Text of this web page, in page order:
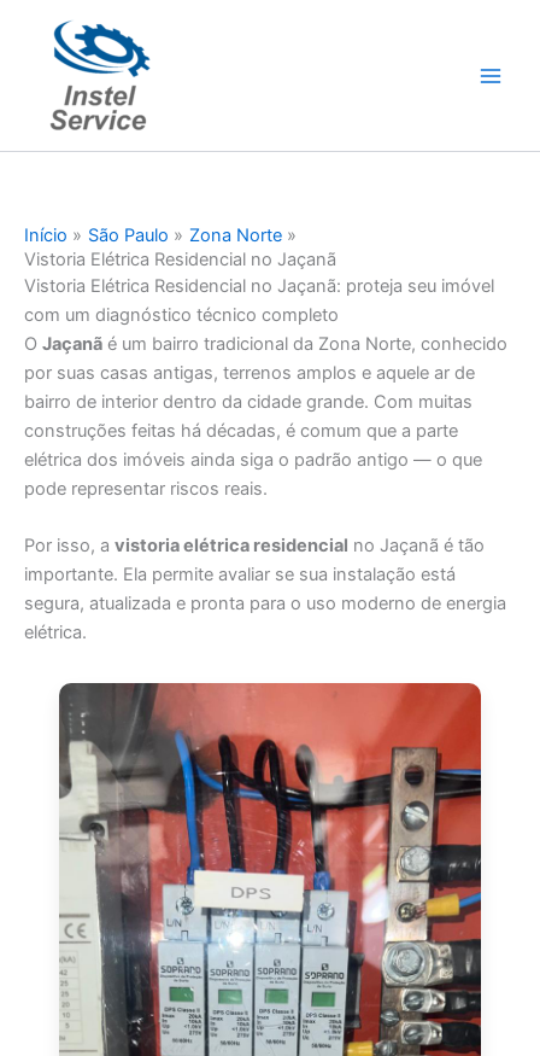
conteúdo
Início São Paulo
Zona Norte
Vistoria Elétrica Residencial no Jaçanã
Vistoria Elétrica Residencial no Jaçanã: proteja seu imóvel
com um diagnóstico técnico completo
O Jaçanã é um bairro tradicional da Zona Norte, conhecido
por suas casas antigas, terrenos amplos e aquele ar de
bairro de interior dentro da cidade grande. Com muitas
construções feitas há décadas, é comum que a parte
elétrica dos imóveis ainda siga o padrão antigo — o que
pode representar riscos reais.
Por isso, a vistoria elétrica residencial no Jaçanã é tão
importante. Ela permite avaliar se sua instalação está
segura, atualizada e pronta para o uso moderno de energia
elétrica.